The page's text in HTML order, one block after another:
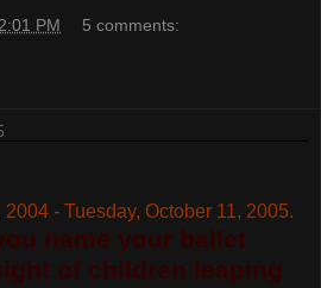
PM 5 comments:
- Tuesday, October 11, 2005.
name your ballet
of children leaping